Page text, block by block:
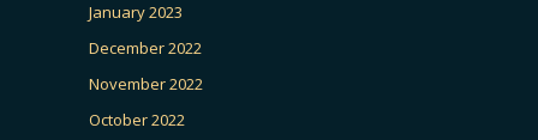
January 2023
December 2022
November 2022
October 2022